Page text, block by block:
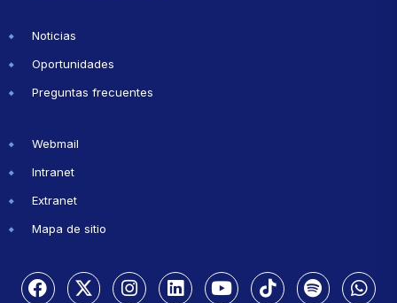
Noticias
Oportunidades
Preguntas frecuentes
Webmail
Intranet
Extranet
Mapa de sitio